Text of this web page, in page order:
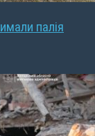
палія